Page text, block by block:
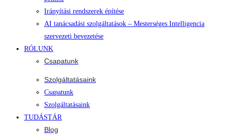
Irányítási rendszerek építése
AI tanácsadási szolgáltatások – Mesterséges Intelligencia
szervezeti bevezetése
RÓLUNK
Csapatunk
Szolgáltatásaink
Csapatunk
Szolgáltatásaink
TUDÁSTÁR
Blog